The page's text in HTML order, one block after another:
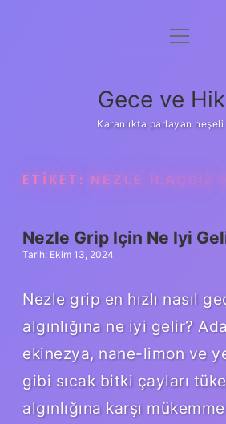
Anasayfa
Yasal Uyarı
menüyü
Gece ve
Karanlıkta parlayan
ETIKET: NEZLE ILAÇSIZ
Nezle Grip Için Ne Iyi
Tarih: Ekim 13, 2024
Nezle grip en hızlı nasıl
algınlığına ne iyi gelir?
ekinezya, nane-limon ve
gibi sıcak bitki çayları
algınlığına karşı